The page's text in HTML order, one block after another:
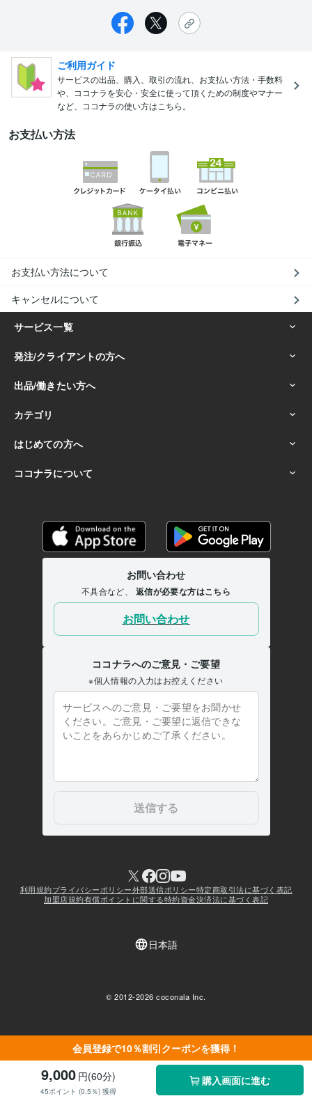
会員登録で10％割引クーポンを獲得！
9,000 円(60分)
45ポイント (0.5％) 獲得
購入画面に進む
ご利用ガイド
サービスの出品、購入、取引の流れ、お支払い方法・手数料
や、ココナラを安心・安全に使って頂くための制度やマナー
など、ココナラの使い方はこちら。
お支払い方法
お支払い方法について
キャンセルについて